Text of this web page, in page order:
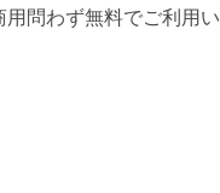
問わず無料でご利用い